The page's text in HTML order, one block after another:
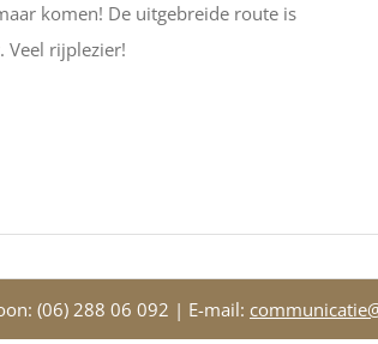
komen! De uitgebreide route is
. Veel rijplezier!
(06) 288 06 092 | E-mail: